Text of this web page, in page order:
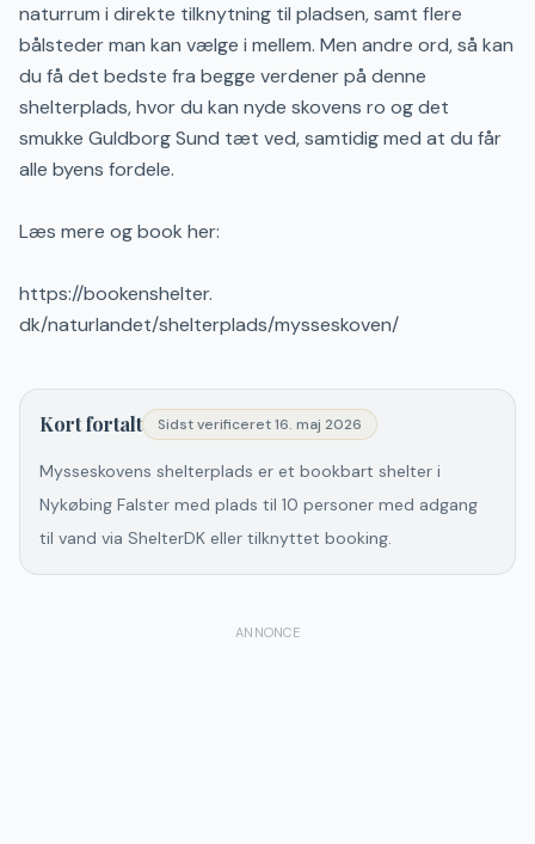
naturrum i direkte tilknytning til pladsen, samt flere
bålsteder man kan vælge i mellem. Men andre ord, så kan
du få det bedste fra begge verdener på denne
shelterplads, hvor du kan nyde skovens ro og det
smukke Guldborg Sund tæt ved, samtidig med at du får
alle byens fordele.
Læs mere og book her:
https://bookenshelter.
dk/naturlandet/shelterplads/mysseskoven/
Kort fortalt Sidst verificeret16. maj 2026
Mysseskovens shelterplads er et bookbart shelter i
Nykøbing Falster med plads til 10 personer med adgang
til vand via ShelterDK eller tilknyttet booking.
ANNONCE